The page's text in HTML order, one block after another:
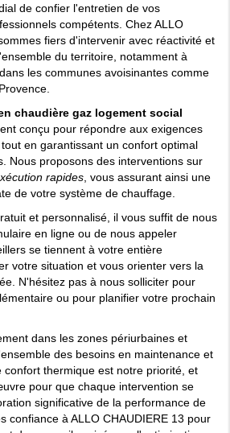
de confier l'entretien de vos
compétents. Chez ALLO
fiers d'intervenir avec réactivité et
du territoire, notamment à
les communes avoisinantes comme
chaudière gaz logement social
conçu pour répondre aux exigences
en garantissant un confort optimal
Nous proposons des interventions sur
rapides, vous assurant ainsi une
de votre système de chauffage.
et personnalisé, il vous suffit de nous
en ligne ou de nous appeler
se tiennent à votre entière
votre situation et vous orienter vers la
N'hésitez pas à nous solliciter pour
ou pour planifier votre prochain
dans les zones périurbaines et
des besoins en maintenance et
confort thermique est notre priorité, et
pour que chaque intervention se
significative de la performance de
confiance à ALLO CHAUDIERE 13 pour